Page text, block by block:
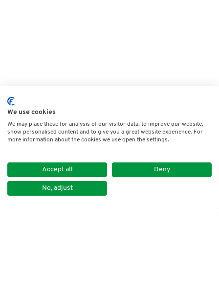
We use cookies
We may place these for analysis of our visitor data, to improve our website,
show personalised content and to give you a great website experience. For
more information about the cookies we use open the settings.
Accept all Deny
No, adjust